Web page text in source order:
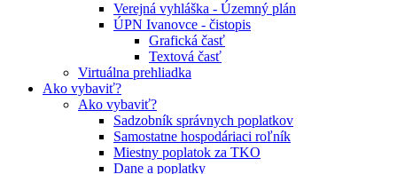
Verejná vyhláška - Územný plán
ÚPN Ivanovce - čistopis
Grafická časť
Textová časť
Virtuálna prehliadka
Ako vybaviť?
Ako vybaviť?
Sadzobník správnych poplatkov
Samostatne hospodáriaci roľník
Miestny poplatok za TKO
Dane a poplatky